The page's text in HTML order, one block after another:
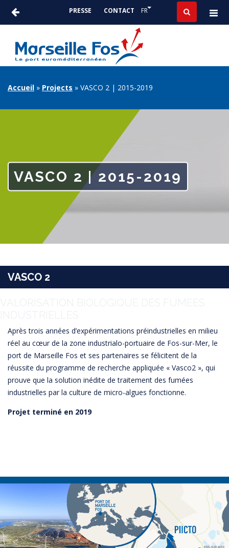
principal
FRLister les actions
ACTUALITÉS
PRESSE
PRESSE CONTACT
FIL
Accueil Projects VASCO 2 | 2015-2019
VASCO 2 | 2015-2019
VASCO 2
Après trois années d’expérimentations préindustrielles en milieu
réel au cœur de la zone industrialo-portuaire de Fos-sur-Mer, le
port de Marseille Fos et ses partenaires se félicitent de la
réussite du programme de recherche appliquée « Vasco2 », qui
prouve que la solution inédite de traitement des fumées
industrielles par la culture de micro-algues fonctionne.
Projet terminé en 2019